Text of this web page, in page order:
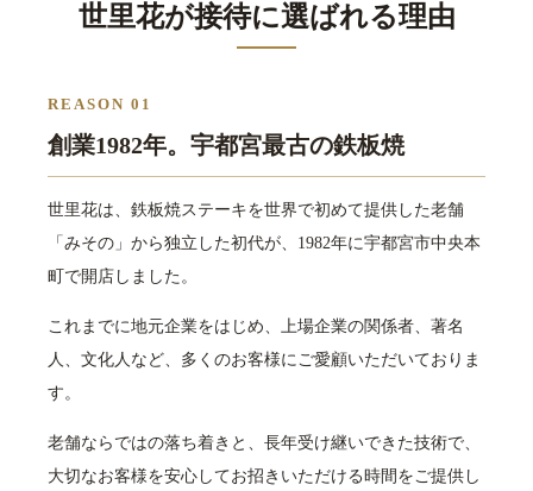
世里花が接待に選ばれる理由
REASON 01
創業1982年。宇都宮最古の鉄板焼
世里花は、鉄板焼ステーキを世界で初めて提供した老舗
「みその」から独立した初代が、1982年に宇都宮市中央本
町で開店しました。
これまでに地元企業をはじめ、上場企業の関係者、著名
人、文化人など、多くのお客様にご愛顧いただいておりま
す。
老舗ならではの落ち着きと、長年受け継いできた技術で、
大切なお客様を安心してお招きいただける時間をご提供し